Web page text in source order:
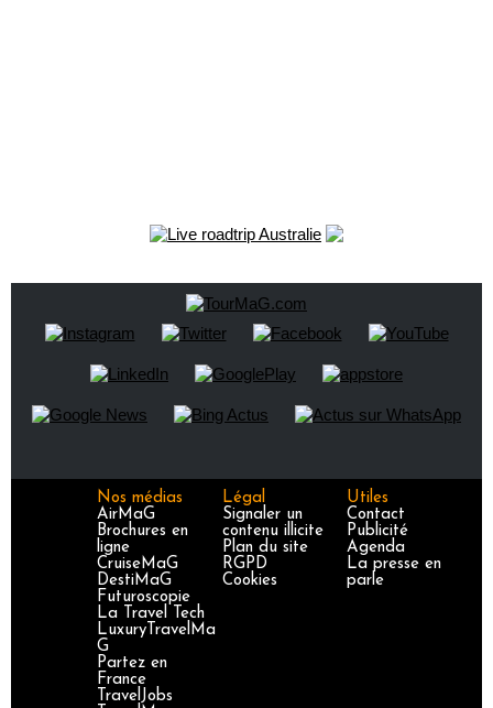
Nos médias
AirMaG
Brochures en
ligne
CruiseMaG
DestiMaG
Futuroscopie
La Travel Tech
LuxuryTravelMa
G
Partez en
France
TravelJobs
Légal
Signaler un
contenu illicite
Plan du site
RGPD
Cookies
Utiles
Contact
Publicité
Agenda
La presse en
parle